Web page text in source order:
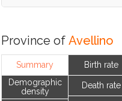
Province of Avellino
Summary
Demographic
density
Birth rate
Death rate